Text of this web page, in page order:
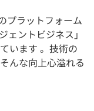
プラットフォーム
ェントビジネス」
います 。技術の
んな向上心溢れる